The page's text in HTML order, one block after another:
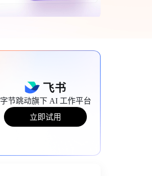
字节跳动旗下 AI 工作平台
立即试用